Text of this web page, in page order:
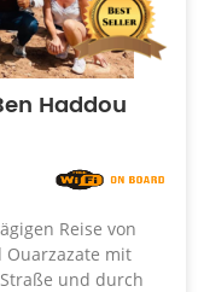
Haddou
Reise von
Ouarzazate mit
und durch